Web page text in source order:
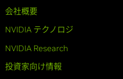
会社概要
NVIDIA テクノロジ
NVIDIA Research
投資家向け情報